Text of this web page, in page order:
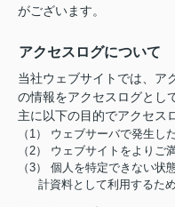
がございます。
アクセスログについて
当社ウェブサイトでは、ア
の情報をアクセスログとし
主に以下の目的でアクセス
（1） ウェブサーバで発生し
（2） ウェブサイトをよりご
（3） 個人を特定できない
計資料として利用するため